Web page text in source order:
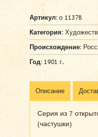
Артикул:о 11378
Категория:
Происхождение:
Год:1901 г.
Описание
Серия из 7
(частушки)